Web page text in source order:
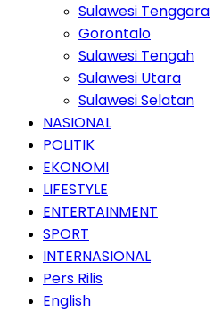
Sulawesi Tenggara
Gorontalo
Sulawesi Tengah
Sulawesi Utara
Sulawesi Selatan
NASIONAL
POLITIK
EKONOMI
LIFESTYLE
ENTERTAINMENT
SPORT
INTERNASIONAL
Pers Rilis
English